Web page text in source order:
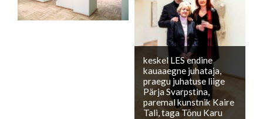
keskel LES endine
kauaaegne juhataja,
praegu juhatuse liige
Pärja Svarpstina,
paremal kunstnik Kaire
Tali, taga Tõnu Karu